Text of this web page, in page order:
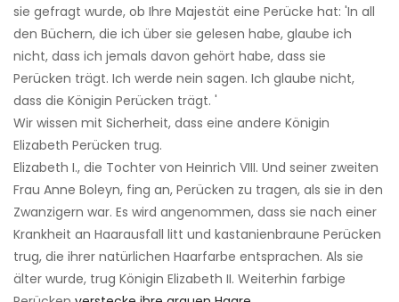
sie gefragt wurde, ob Ihre Majestät eine Perücke hat: 'In all
den Büchern, die ich über sie gelesen habe, glaube ich
nicht, dass ich jemals davon gehört habe, dass sie
Perücken trägt. Ich werde nein sagen. Ich glaube nicht,
dass die Königin Perücken trägt. '
Wir wissen mit Sicherheit, dass eine andere Königin
Elizabeth Perücken trug.
Elizabeth I., die Tochter von Heinrich VIII. Und seiner zweiten
Frau Anne Boleyn, fing an, Perücken zu tragen, als sie in den
Zwanzigern war. Es wird angenommen, dass sie nach einer
Krankheit an Haarausfall litt und kastanienbraune Perücken
trug, die ihrer natürlichen Haarfarbe entsprachen. Als sie
älter wurde, trug Königin Elizabeth II. Weiterhin farbige